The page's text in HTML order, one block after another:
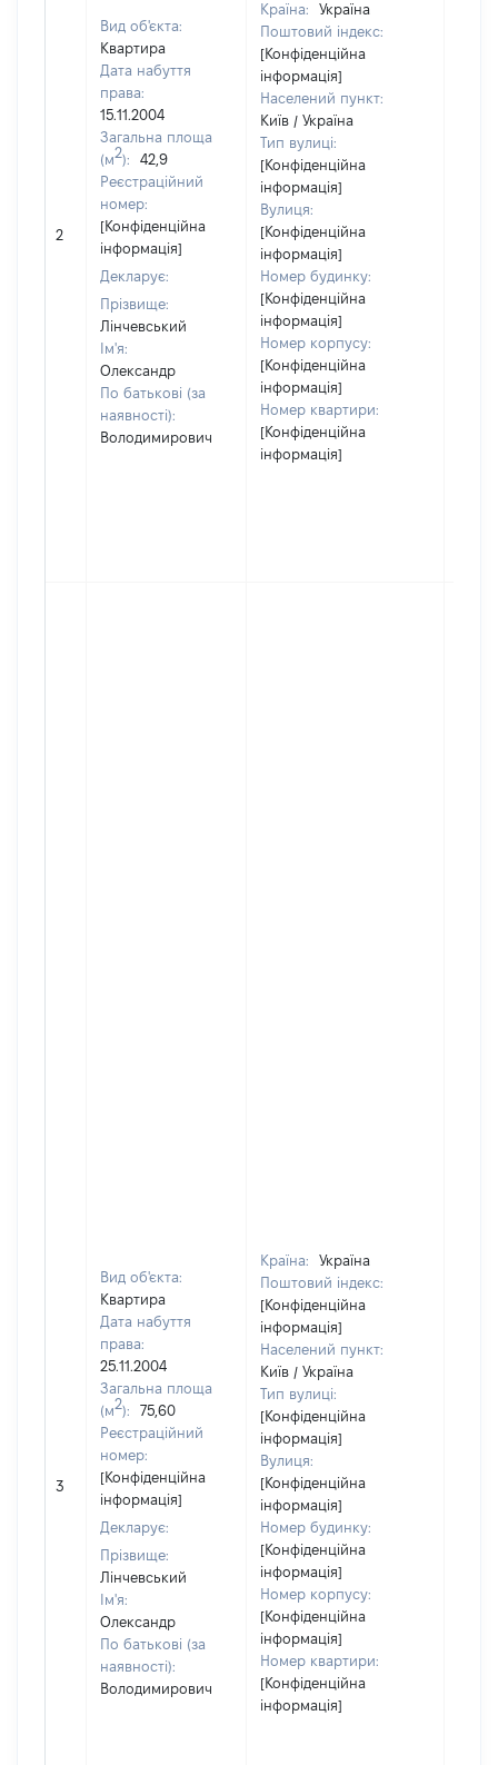
2
Вид об'єкта:
Квартира
Дата набуття
права:
15.11.2004
Загальна площа
(м2):
42,9
Реєстраційний
номер:
[Конфіденційна
інформація]
Декларує:
Прізвище:
Лінчевський
Ім'я:
Олександр
По батькові (за
наявності):
Володимирович
Країна:
Україна
Поштовий індекс:
[Конфіденційна
інформація]
Населений пункт:
Київ / Україна
Тип вулиці:
[Конфіденційна
інформація]
Вулиця:
[Конфіденційна
інформація]
Номер будинку:
[Конфіденційна
інформація]
Номер корпусу:
[Конфіденційна
інформація]
Номер квартири:
[Конфіденційна
інформація]
3
Вид об'єкта:
Квартира
Дата набуття
права:
25.11.2004
Загальна площа
(м2):
75,60
Реєстраційний
номер:
[Конфіденційна
інформація]
Декларує:
Прізвище:
Лінчевський
Ім'я:
Олександр
По батькові (за
наявності):
Володимирович
Країна:
Україна
Поштовий індекс:
[Конфіденційна
інформація]
Населений пункт:
Київ / Україна
Тип вулиці:
[Конфіденційна
інформація]
Вулиця:
[Конфіденційна
інформація]
Номер будинку:
[Конфіденційна
інформація]
Номер корпусу:
[Конфіденційна
інформація]
Номер квартири:
[Конфіденційна
інформація]